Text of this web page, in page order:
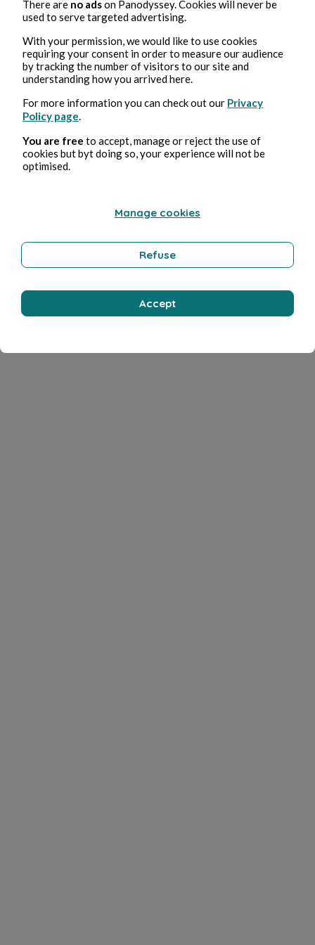
There are no adson Panodyssey. Cookies will never be
used to serve targeted advertising.
With your permission, we would like to use cookies
requiring your consent in order to measure our audience
by tracking the number of visitors to our site and
understanding how you arrived here.
For more information you can check out our Privacy
Policy page.
You are free to accept, manage or reject the use of
cookies but byt doing so, your experience will not be
optimised.
Manage cookies
Refuse
Accept